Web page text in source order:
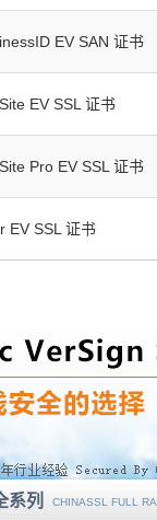
EV SAN 证书
EV SSL 证书
Pro EV SSL 证书
EV SSL 证书
系列 CHINASSL FULL